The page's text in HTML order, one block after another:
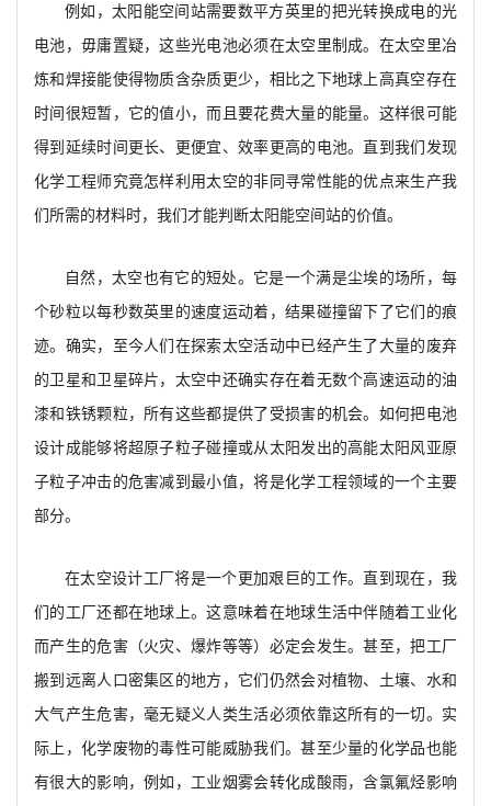
例如，太阳能空间站需要数平方英里的把光转换成电的光
电池，毋庸置疑，这些光电池必须在太空里制成。在太空里冶
炼和焊接能使得物质含杂质更少，相比之下地球上高真空存在
时间很短暂，它的值小，而且要花费大量的能量。这样很可能
得到延续时间更长、更便宜、效率更高的电池。直到我们发现
化学工程师究竟怎样利用太空的非同寻常性能的优点来生产我
们所需的材料时，我们才能判断太阳能空间站的价值。
自然，太空也有它的短处。它是一个满是尘埃的场所，每
个砂粒以每秒数英里的速度运动着，结果碰撞留下了它们的痕
迹。确实，至今人们在探索太空活动中已经产生了大量的废弃
的卫星和卫星碎片，太空中还确实存在着无数个高速运动的油
漆和铁锈颗粒，所有这些都提供了受损害的机会。如何把电池
设计成能够将超原子粒子碰撞或从太阳发出的高能太阳风亚原
子粒子冲击的危害减到最小值，将是化学工程领域的一个主要
部分。
在太空设计工厂将是一个更加艰巨的工作。直到现在，我
们的工厂还都在地球上。这意味着在地球生活中伴随着工业化
而产生的危害（火灾、爆炸等等）必定会发生。甚至，把工厂
搬到远离人口密集区的地方，它们仍然会对植物、土壤、水和
大气产生危害，毫无疑义人类生活必须依靠这所有的一切。实
际上，化学废物的毒性可能威胁我们。甚至少量的化学品也能
有很大的影响，例如，工业烟雾会转化成酸雨，含氯氟烃影响